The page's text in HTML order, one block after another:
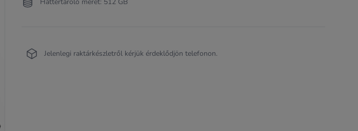
Jelenlegi raktárkészletről kérjük érdeklődjön telefonon.